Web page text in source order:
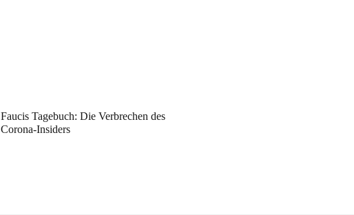
Faucis Tagebuch: Die Verbrechen des
Corona-Insiders